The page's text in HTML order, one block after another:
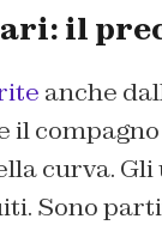
il
anche
il
curva.
Sono